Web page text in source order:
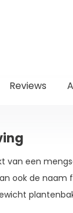
Reviews
van een
ook de naam